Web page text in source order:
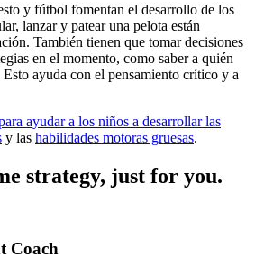
y fútbol fomentan el desarrollo de los
lanzar y patear una pelota están
También tienen que tomar decisiones
en el momento, como saber a quién
ayuda con el pensamiento crítico y a
ayudar a los niños a desarrollar las
y las habilidades motoras gruesas.
strategy, just for you.
Coach